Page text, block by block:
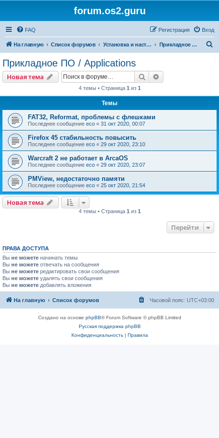
forum.os2.guru
FAQ Вход
Регистрация
На главную Список форумов Установка и настройка OS/2 Прикладное ПО / Applications
Прикладное ПО / Applications
Новая тема Поиск
4 темы • Страница 1 из 1
Темы
FAT32, Reformat, проблемы с флешками
Последнее сообщение eco « 31 окт 2020, 00:07
Firefox 45 стабильность повысить
Последнее сообщение eco « 29 окт 2020, 23:10
Warcraft 2 не работает в ArcaOS
Последнее сообщение eco « 29 окт 2020, 23:07
PMView, недостаточно памяти
Последнее сообщение eco « 25 окт 2020, 21:54
Новая тема
4 темы • Страница 1 из 1
Перейти
ПРАВА ДОСТУПА
Вы не можете начинать темы
Вы не можете отвечать на сообщения
Вы не можете редактировать свои сообщения
Вы не можете удалять свои сообщения
Вы не можете добавлять вложения
На главную Список форумов Часовой пояс: UTC+03:00
Создано на основе phpBB® Forum Software © phpBB Limited
Русская поддержка phpBB
Конфиденциальность| Правила